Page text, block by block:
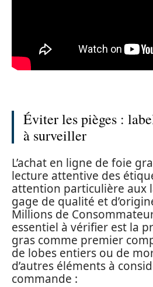
Éviter les pièges :
à surveiller
L’achat en ligne de foie
lecture attentive des
attention particulière aux
gage de qualité et
Millions de
essentiel à vérifier est la
gras comme premier
de lobes entiers ou de
d’autres éléments à
commande :